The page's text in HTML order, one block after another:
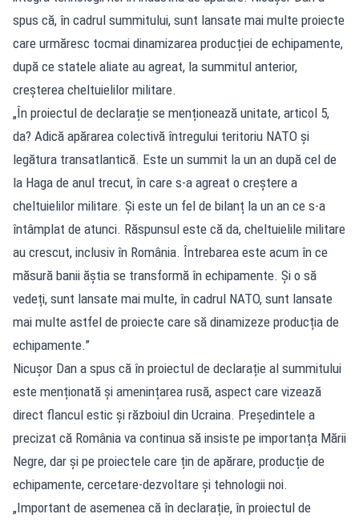
spus că, în cadrul summitului, sunt lansate mai multe proiecte
care urmăresc tocmai dinamizarea producției de echipamente,
după ce statele aliate au agreat, la summitul anterior,
creșterea cheltuielilor militare.
„În proiectul de declarație se menționează unitate, articol 5,
da? Adică apărarea colectivă întregului teritoriu NATO și
legătura transatlantică. Este un summit la un an după cel de
la Haga de anul trecut, în care s-a agreat o creștere a
cheltuielilor militare. Și este un fel de bilanț la un an ce s-a
întâmplat de atunci. Răspunsul este că da, cheltuielile militare
au crescut, inclusiv în România. Întrebarea este acum în ce
măsură banii ăștia se transformă în echipamente. Și o să
vedeți, sunt lansate mai multe, în cadrul NATO, sunt lansate
mai multe astfel de proiecte care să dinamizeze producția de
echipamente.”
Nicușor Dan a spus că în proiectul de declarație al summitului
este menționată și amenințarea rusă, aspect care vizează
direct flancul estic și războiul din Ucraina. Președintele a
precizat că România va continua să insiste pe importanța Mării
Negre, dar și pe proiectele care țin de apărare, producție de
echipamente, cercetare-dezvoltare și tehnologii noi.
„Important de asemenea că în declarație, în proiectul de